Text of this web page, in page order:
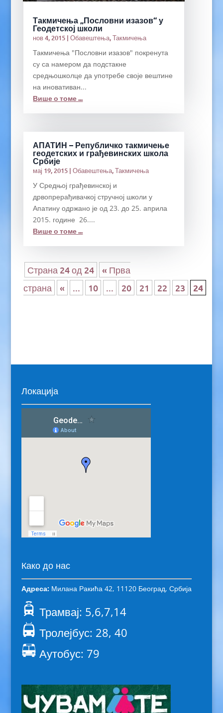
Такмичења „Пословни изазов“ у
Геодетској школи
нов 4, 2015 |Обавештења,Такмичења
Такмичења "Пословни изазов" покренута
су са намером да подстакне
средњошколце да употребе своје вештине
на иновативан...
Више о томе ...
АПАТИН – Републичко такмичење
геодетских и грађевинских школа
Србије
мај 19, 2015 |Обавештења,Такмичења
У Средњој грађевинској и
дрвопрерађивачкој стручној школи у
Апатину одржано је од 23. до 25. априла
2015. године 26....
Више о томе ...
Страна 24 од 24
« Прва
страна
« ... 10 ... 20 21 22 23 24
Локација
Како до нас
Адреса:Милана Ракића 42, 11120 Београд, Србија
Трамвај: 5,6,7,14
Тролејбус: 28, 40
Аутобус: 79